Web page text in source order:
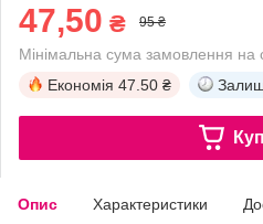
47,50 ₴ 95 ₴
Мінімальна сума замовлення на
Економія 47.50 ₴
Опис Характеристики